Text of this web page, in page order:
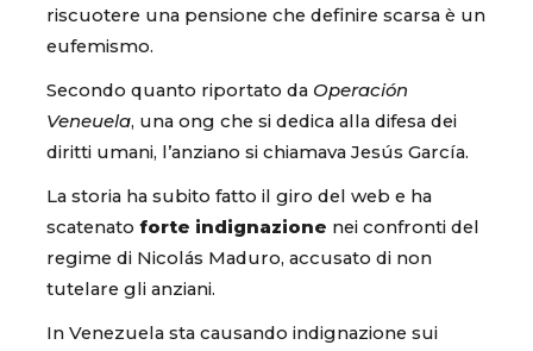
riscuotere una pensione che definire scarsa è un
eufemismo.
Secondo quanto riportato da Operación
Veneuela, una ong che si dedica alla difesa dei
diritti umani, l’anziano si chiamava Jesús García.
La storia ha subito fatto il giro del web e ha
scatenato forte indignazione nei confronti del
regime di Nicolás Maduro, accusato di non
tutelare gli anziani.
In Venezuela sta causando indignazione sui